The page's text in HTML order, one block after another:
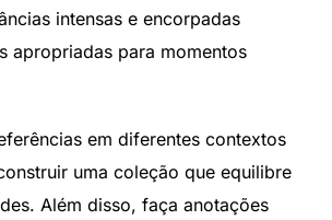
intensas e encorpadas
apropriadas para momentos
em diferentes contextos
uma coleção que equilibre
Além disso, faça anotações